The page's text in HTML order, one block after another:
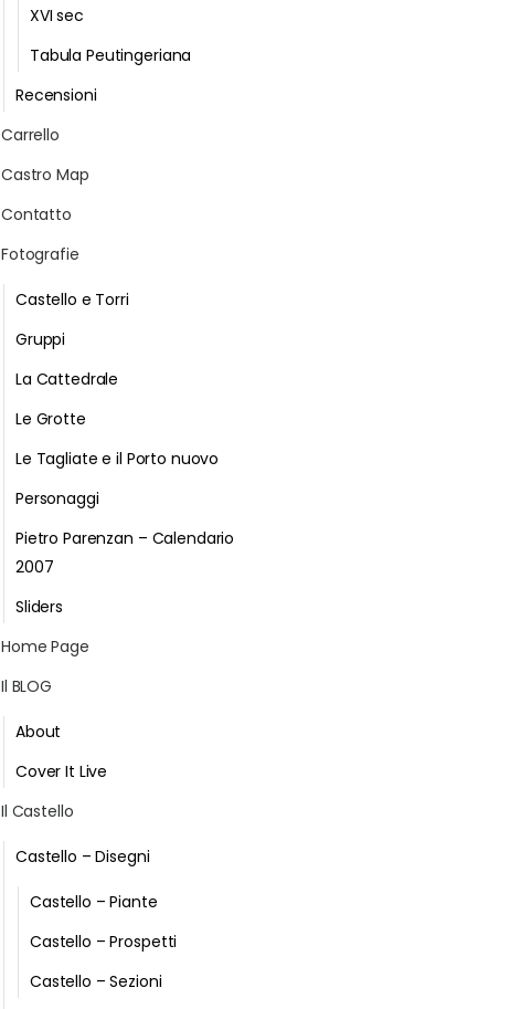
XVI sec
Tabula Peutingeriana
Recensioni
Carrello
Castro Map
Contatto
Fotografie
Castello e Torri
Gruppi
La Cattedrale
Le Grotte
Le Tagliate e il Porto nuovo
Personaggi
Pietro Parenzan – Calendario
2007
Sliders
Home Page
Il BLOG
About
Cover It Live
Il Castello
Castello – Disegni
Castello – Piante
Castello – Prospetti
Castello – Sezioni